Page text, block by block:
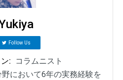
Follow Us
:
コラムニスト
において6年の実務経験を